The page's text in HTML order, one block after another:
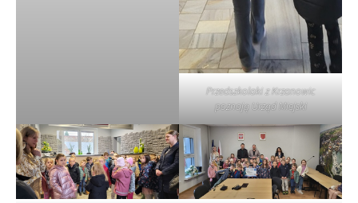
Przedszkolaki z Krzanowic
poznają Urząd Miejski